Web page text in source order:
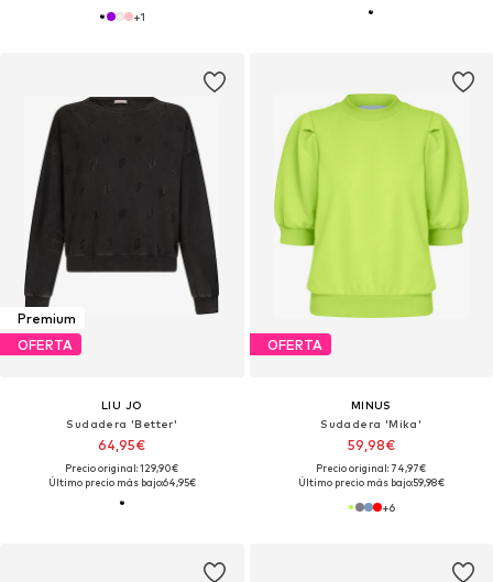
+1
Premium
OFERTA
LIU JO
Sudadera 'Better'
64,95€
Precio original: 129,90€
Último precio más bajo:64,95€
OFERTA
MINUS
Sudadera 'Mika'
59,98€
Precio original: 74,97€
Último precio más bajo:59,98€
+6